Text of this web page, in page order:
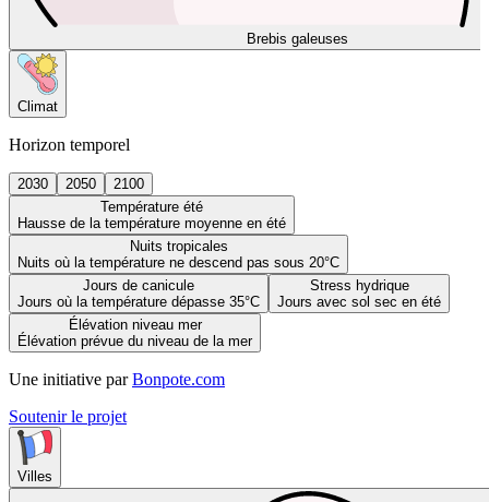
Brebis galeuses
Climat
Horizon temporel
2030 2050
2100
Température été
Hausse de la température moyenne en été
Nuits tropicales
Nuits où la température ne descend pas sous 20°C
Jours de canicule
Jours où la température dépasse 35°C
Stress hydrique
Jours avec sol sec en été
Élévation niveau mer
Élévation prévue du niveau de la mer
Une initiative par Bonpote.com
Soutenir le projet
Villes